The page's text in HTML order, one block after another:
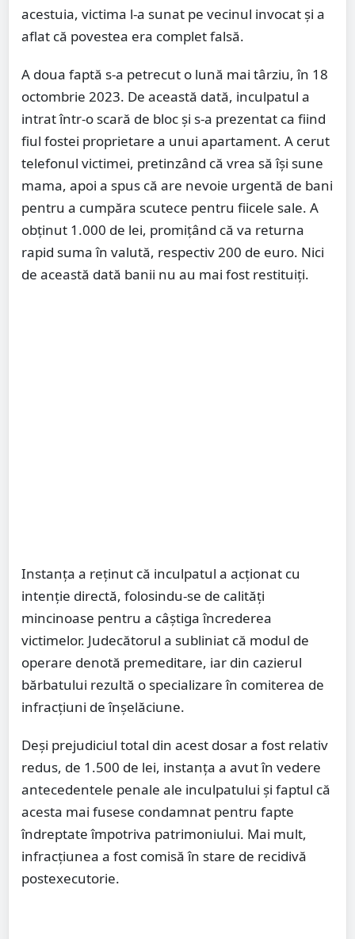
acestuia, victima l-a sunat pe vecinul invocat și a
aflat că povestea era complet falsă.
A doua faptă s-a petrecut o lună mai târziu, în 18
octombrie 2023. De această dată, inculpatul a
intrat într-o scară de bloc și s-a prezentat ca fiind
fiul fostei proprietare a unui apartament. A cerut
telefonul victimei, pretinzând că vrea să își sune
mama, apoi a spus că are nevoie urgentă de bani
pentru a cumpăra scutece pentru fiicele sale. A
obținut 1.000 de lei, promițând că va returna
rapid suma în valută, respectiv 200 de euro. Nici
de această dată banii nu au mai fost restituiți.
Instanța a reținut că inculpatul a acționat cu
intenție directă, folosindu-se de calități
mincinoase pentru a câștiga încrederea
victimelor. Judecătorul a subliniat că modul de
operare denotă premeditare, iar din cazierul
bărbatului rezultă o specializare în comiterea de
infracțiuni de înșelăciune.
Deși prejudiciul total din acest dosar a fost relativ
redus, de 1.500 de lei, instanța a avut în vedere
antecedentele penale ale inculpatului și faptul că
acesta mai fusese condamnat pentru fapte
îndreptate împotriva patrimoniului. Mai mult,
infracțiunea a fost comisă în stare de recidivă
postexecutorie.